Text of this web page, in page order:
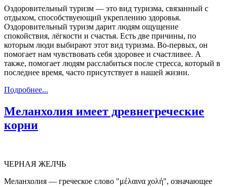
Оздоровительный туризм — это вид туризма, связанный с
отдыхом, способствуеющий укреплению здоровья.
Оздоровительный туризм дарит людям ощущение
спокойствия, лёгкости и счастья. Есть две причины, по
которым люди выбирают этот вид туризма. Во-первых, он
помогает нам чувствовать себя здоровее и счастливее. А
также, помогает людям расслабиться после стресса, который в
последнее время, часто присутствует в нашей жизни.
Подробнее...
Меланхолия имеет древнегреческие
корни
ЧЕРНАЯ ЖЕЛЧЬ
Меланхолия — греческое слово "μέλαινα χολή", означающее